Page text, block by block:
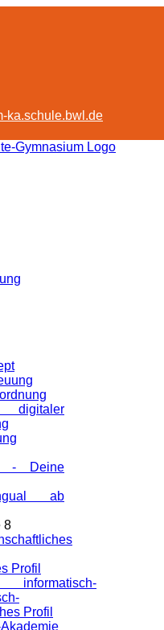
ka.schule.bwl.de
- Deine
ab
8
Profil
Profil